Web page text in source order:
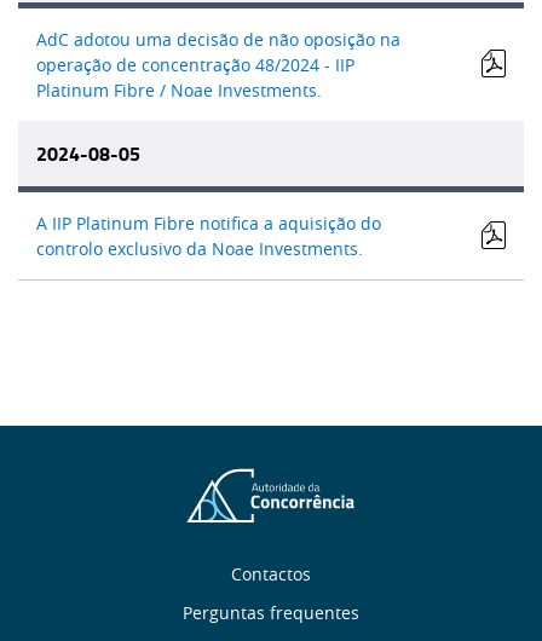
AdC adotou uma decisão de não oposição na
operação de concentração 48/2024 - IIP
Platinum Fibre / Noae Investments.
2024-08-05
A IIP Platinum Fibre notifica a aquisição do
controlo exclusivo da Noae Investments.
Contactos
Perguntas frequentes